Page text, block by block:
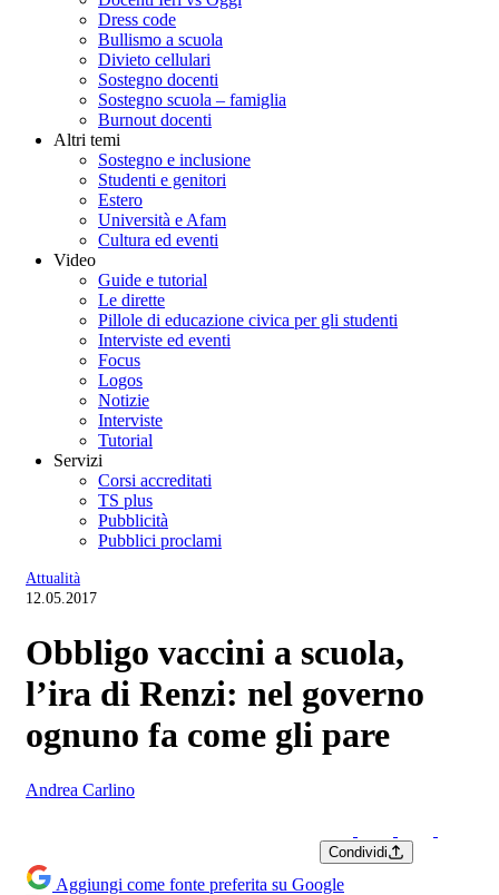
Dress code
Bullismo a scuola
Divieto cellulari
Sostegno docenti
Sostegno scuola – famiglia
Burnout docenti
Altri temi
Sostegno e inclusione
Studenti e genitori
Estero
Università e Afam
Cultura ed eventi
Video
Guide e tutorial
Le dirette
Pillole di educazione civica per gli studenti
Interviste ed eventi
Focus
Logos
Notizie
Interviste
Tutorial
Servizi
Corsi accreditati
TS plus
Pubblicità
Pubblici proclami
Attualità
12.05.2017
Obbligo vaccini a scuola,
l’ira di Renzi: nel governo
ognuno fa come gli pare
Andrea Carlino
Condividi
Aggiungi come fonte preferita su Google